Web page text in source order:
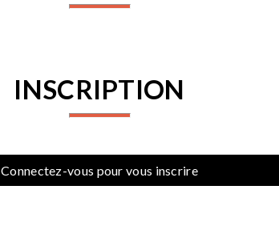
INSCRIPTION
Connectez-vous pour vous inscrire